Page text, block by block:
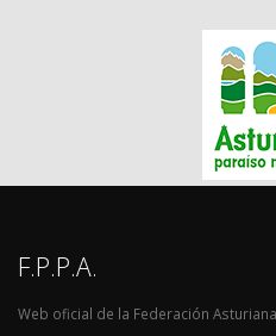
F.P.P.A.
Web oficial de la Federación